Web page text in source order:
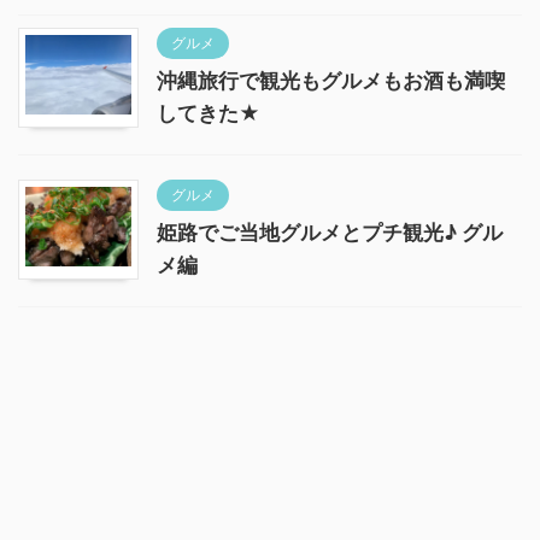
グルメ
沖縄旅行で観光もグルメもお酒も満喫
してきた★
グルメ
姫路でご当地グルメとプチ観光♪ グル
メ編